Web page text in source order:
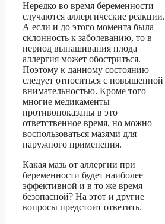
Нередко во время беременности
случаются аллергические реакции.
А если и до этого момента была
склонность к заболеванию, то в
период вынашивания плода
аллергия может обостриться.
Поэтому к данному состоянию
следует относиться с повышенной
внимательностью. Кроме того
многие медикаменты
противопоказаны в это
ответственное время, но можно
воспользоваться мазями для
наружного применения.
Какая мазь от аллергии при
беременности будет наиболее
эффективной и в то же время
безопасной? На этот и другие
вопросы предстоит ответить.